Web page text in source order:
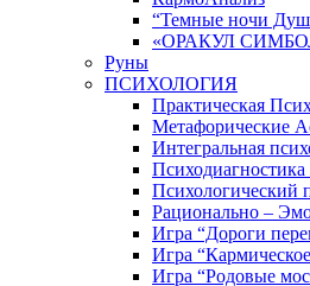
“Темные ночи
«ОРАКУЛ
Руны
ПСИХОЛОГИЯ
Практическая
Метафорические
Интегральная
Психодиагностика
Психологический
Рационально –
Игра “Дороги
Игра
Игра “Родовые